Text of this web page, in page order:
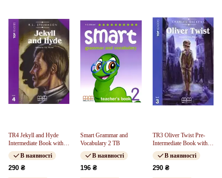
TR4 Jekyll and Hyde
Intermediate Book with
CD
В наявності
290 ₴
Smart Grammar and
Vocabulary 2 TB
В наявності
196 ₴
TR3 Oliver Twist Pre-
Intermediate Book with
CD FREE
В наявності
290 ₴